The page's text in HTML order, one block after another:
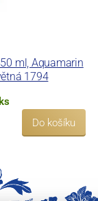
ml, Aquamarin
1794
Do košíku